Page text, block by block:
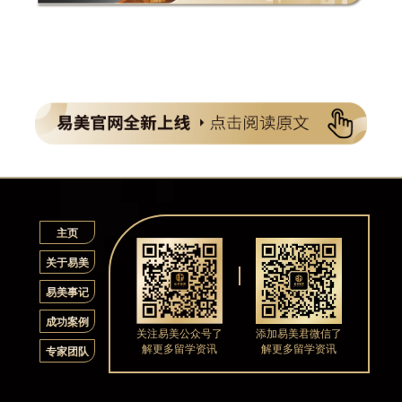
主页
关于易美
易美事记
成功案例
专家团队
关注易美公众号了
解更多留学资讯
添加易美君微信了
解更多留学资讯